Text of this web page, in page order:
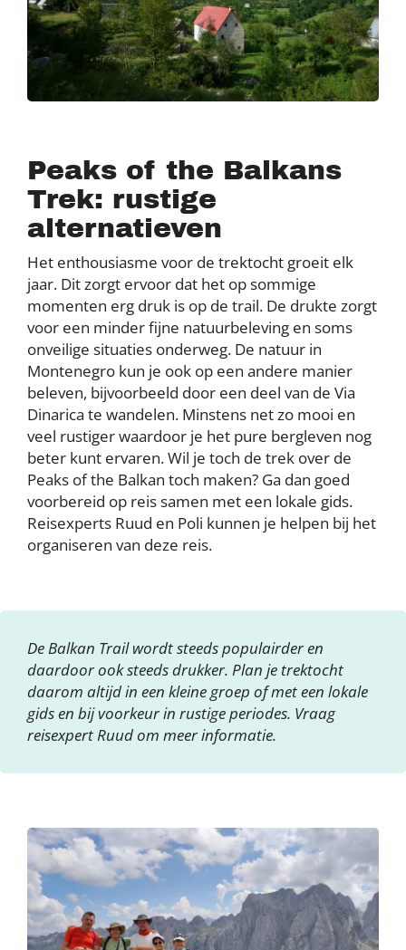
Peaks of the Balkans
Trek: rustige
alternatieven
Het enthousiasme voor de trektocht groeit elk
jaar. Dit zorgt ervoor dat het op sommige
momenten erg druk is op de trail. De drukte zorgt
voor een minder fijne natuurbeleving en soms
onveilige situaties onderweg. De natuur in
Montenegro kun je ook op een andere manier
beleven, bijvoorbeeld door een deel van de Via
Dinarica te wandelen. Minstens net zo mooi en
veel rustiger waardoor je het pure bergleven nog
beter kunt ervaren. Wil je toch de trek over de
Peaks of the Balkan toch maken? Ga dan goed
voorbereid op reis samen met een lokale gids.
Reisexperts Ruud en Poli kunnen je helpen bij het
organiseren van deze reis.
De Balkan Trail wordt steeds populairder en
daardoor ook steeds drukker. Plan je trektocht
daarom altijd in een kleine groep of met een lokale
gids en bij voorkeur in rustige periodes. Vraag
reisexpert Ruud om meer informatie.